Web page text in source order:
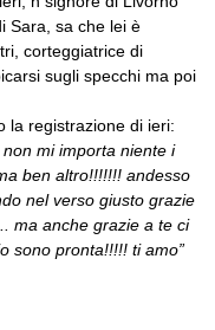
Sara, sa che lei è
corteggiatrice di
sugli specchi ma poi
la registrazione di ieri:
mi importa niente i
ben altro!!!!!!! andesso
nel verso giusto grazie
ma anche grazie a te ci
sono pronta!!!!! ti amo”